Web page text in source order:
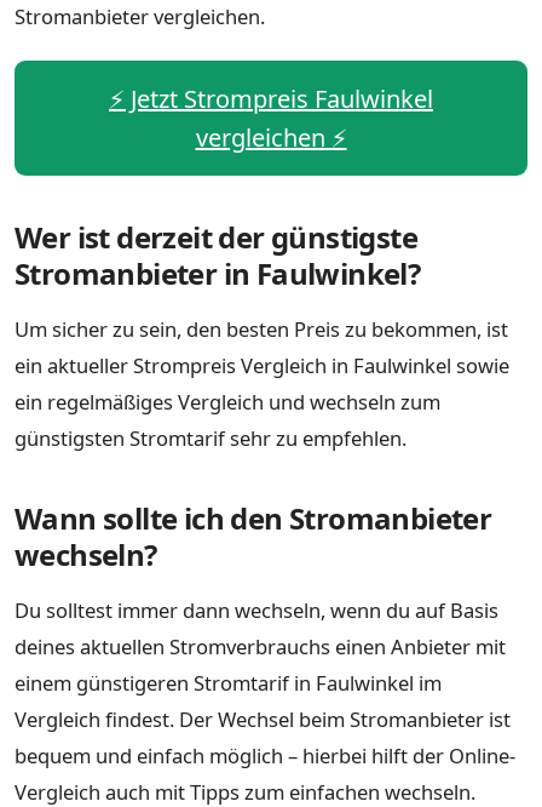
Stromanbieter vergleichen.
⚡️ Jetzt Strompreis Faulwinkel
vergleichen ⚡️
Wer ist derzeit der günstigste
Stromanbieter in Faulwinkel?
Um sicher zu sein, den besten Preis zu bekommen, ist
ein aktueller Strompreis Vergleich in Faulwinkel sowie
ein regelmäßiges Vergleich und wechseln zum
günstigsten Stromtarif sehr zu empfehlen.
Wann sollte ich den Stromanbieter
wechseln?
Du solltest immer dann wechseln, wenn du auf Basis
deines aktuellen Stromverbrauchs einen Anbieter mit
einem günstigeren Stromtarif in Faulwinkel im
Vergleich findest. Der Wechsel beim Stromanbieter ist
bequem und einfach möglich – hierbei hilft der Online-
Vergleich auch mit Tipps zum einfachen wechseln.